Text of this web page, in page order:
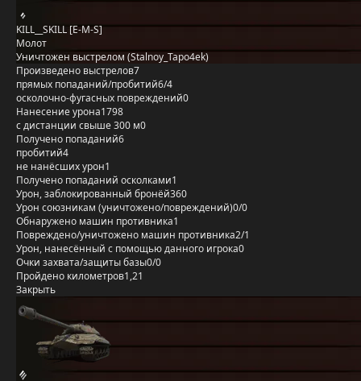
KILL__SKILL [E-M-S]
Молот
Уничтожен выстрелом (Stalnoy_Tapo4ek)
Произведено выстрелов7
прямых попаданий/пробитий6/4
осколочно-фугасных повреждений0
Нанесение урона1798
с дистанции свыше 300 м0
Получено попаданий6
пробитий4
не нанёсших урон1
Получено попаданий осколками1
Урон, заблокированный бронёй360
Урон союзникам (уничтожено/повреждений)0/0
Обнаружено машин противника1
Повреждено/уничтожено машин противника2/1
Урон, нанесённый с помощью данного игрока0
Очки захвата/защиты базы0/0
Пройдено километров1,21
Закрыть